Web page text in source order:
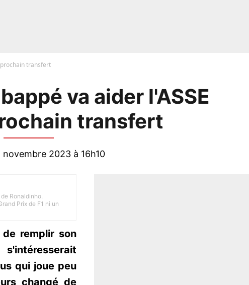
transfert
va aider l'ASSE
transfert
novembre 2023 à 16h10
Ronaldinho.
Prix de F1 ni un
remplir son
qui joue peu
changé de